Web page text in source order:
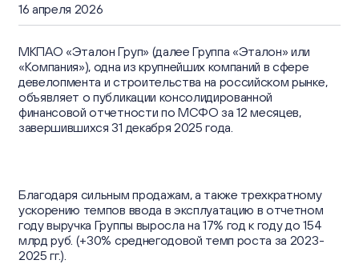
Сайт Группы
57 Oktyabrskaya St.,
Kaliningrad, Russia
Мы в соцсетях
Корпоративный секретарь
Календарь инвестора
Информация о ценных бумагах
Устойчивое развитие
Новости
Контакты для СМИ
Пресс-кит
Контакты
16 апреля 2026
МКПАО «Эталон Груп» (далее Группа «Эталон» или
«Компания»), одна из крупнейших компаний в сфере
девелопмента и строительства на российском рынке,
объявляет о публикации консолидированной
финансовой отчетности по МСФО за 12 месяцев,
завершившихся 31 декабря 2025 года.
Благодаря сильным продажам, а также трехкратному
ускорению темпов ввода в эксплуатацию в отчетном
году выручка Группы выросла на 17% год к году до 154
млрд руб. (+30% среднегодовой темп роста за 2023-
2025 гг.).